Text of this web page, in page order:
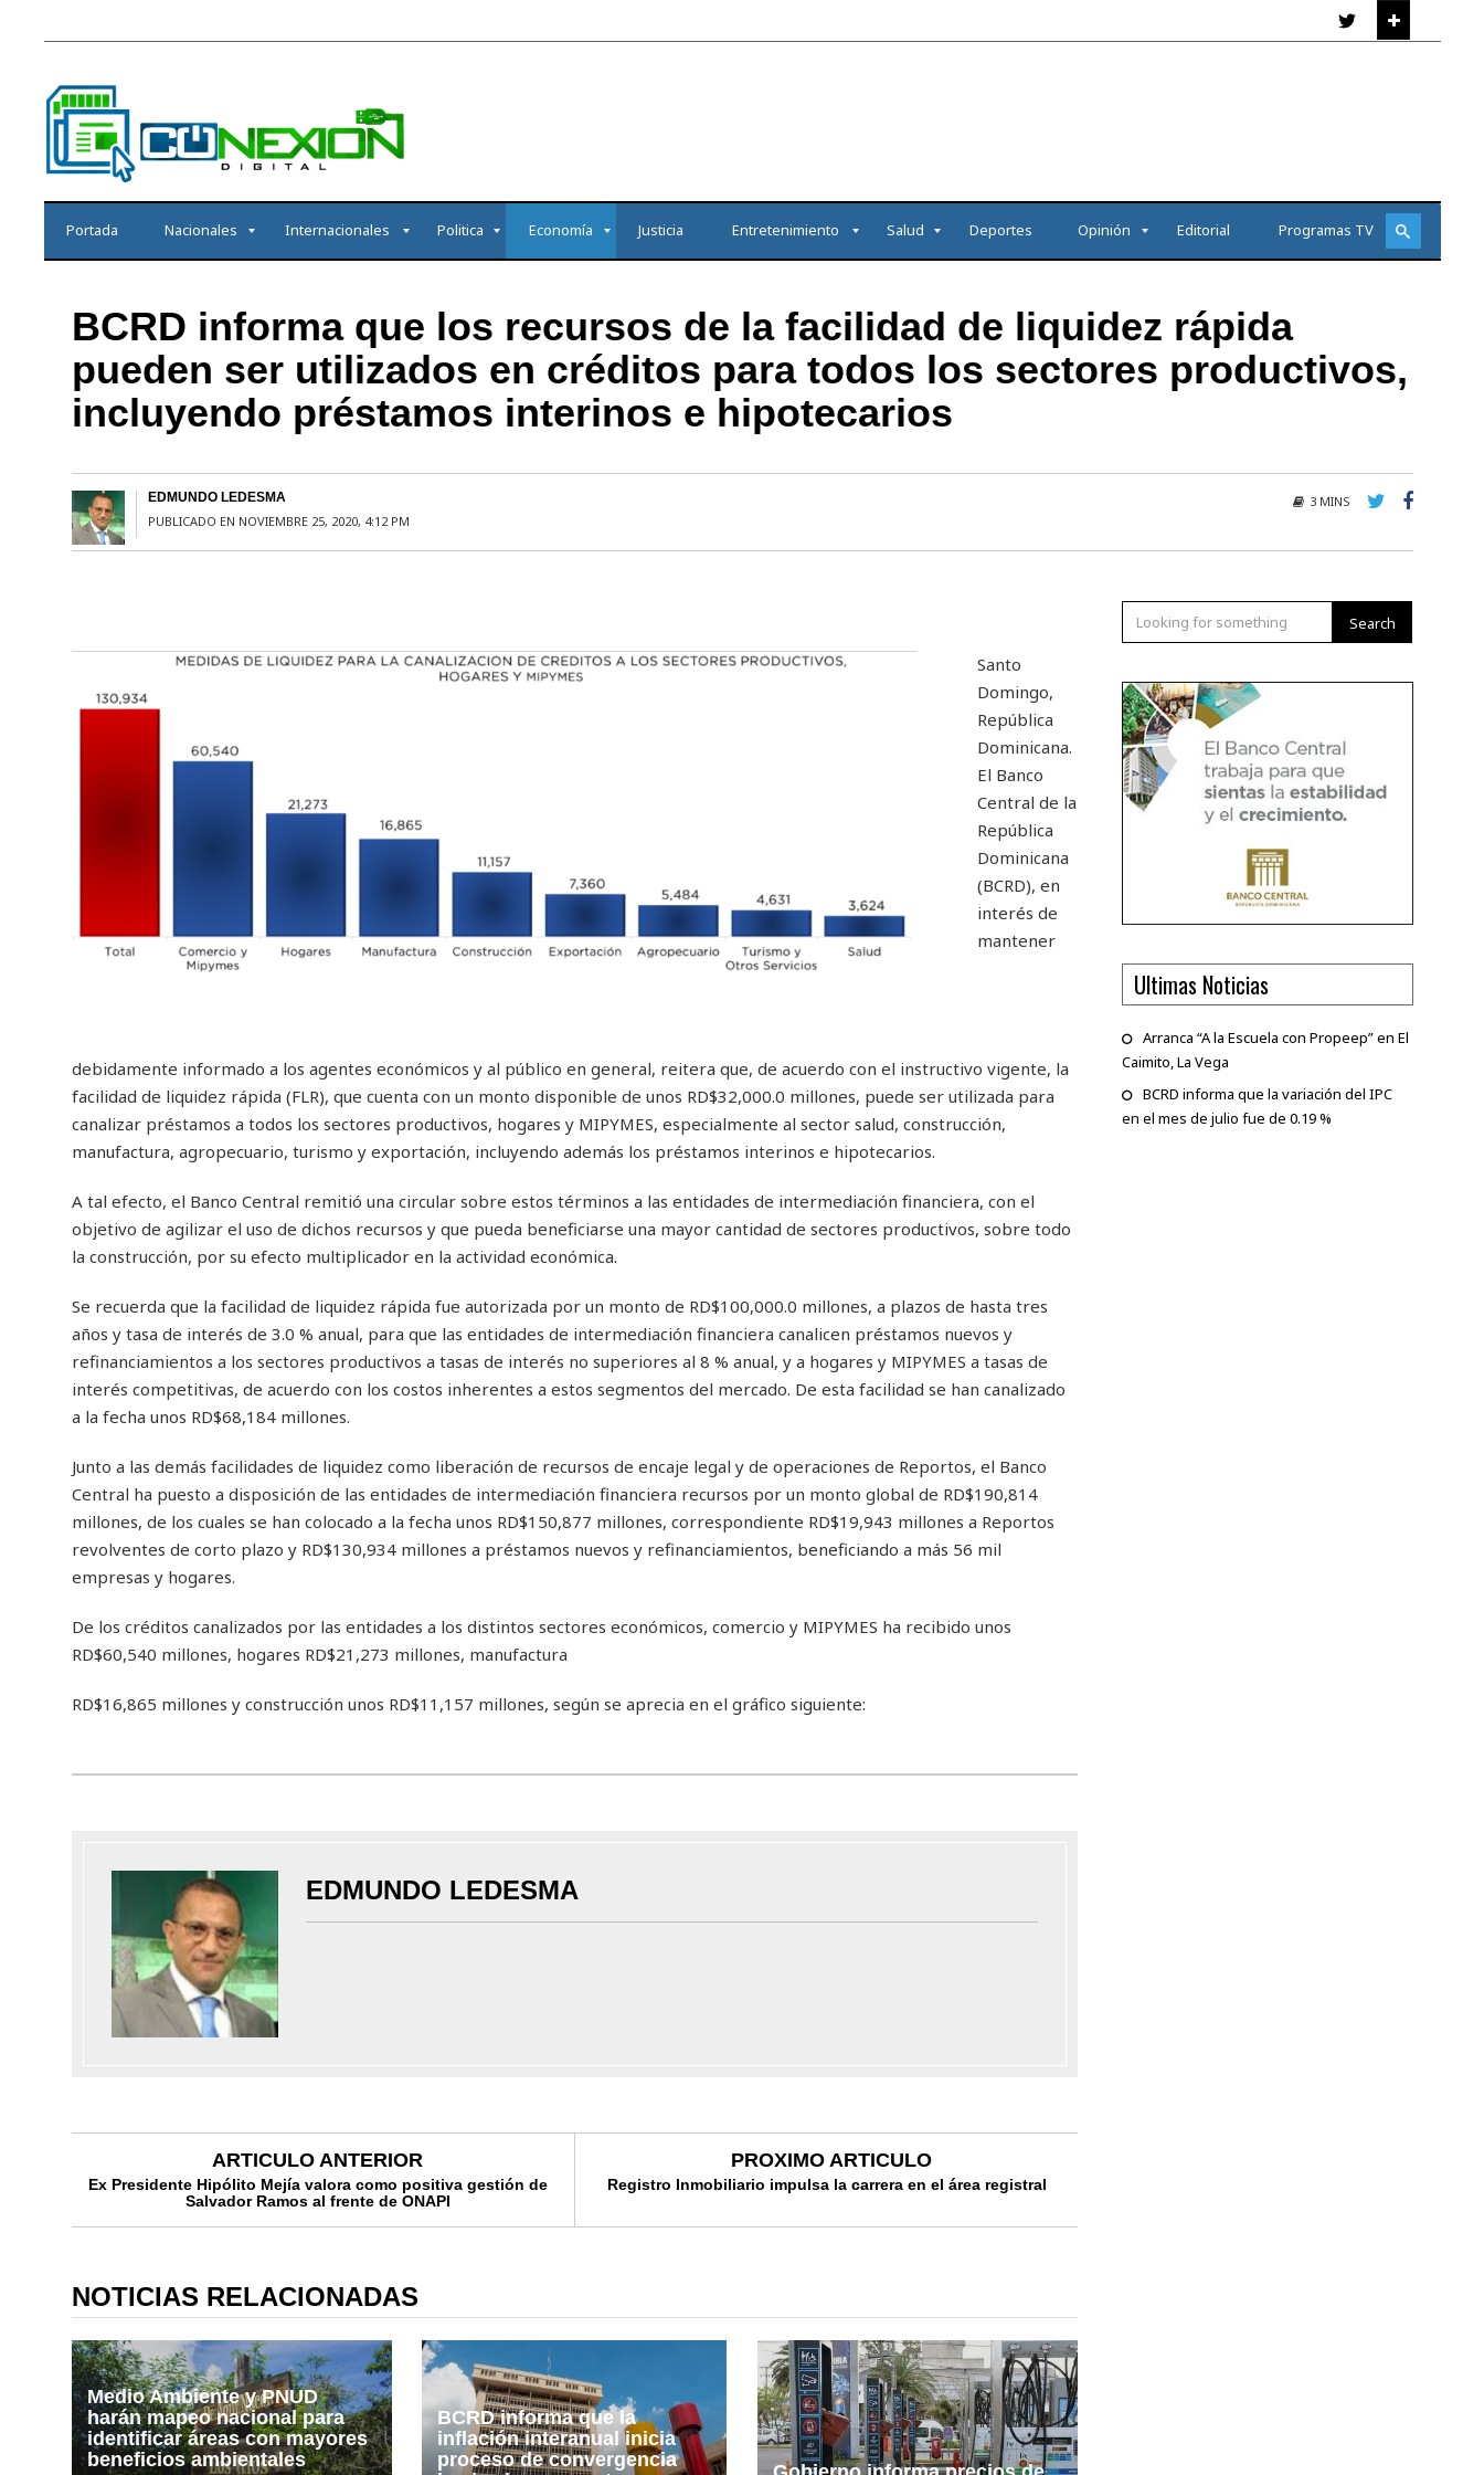
Portada Nacionales Internacionales Politica Economía Justicia Entretenimiento Salud Deportes Opinión Editorial Programas TV
BCRD informa que los recursos de la facilidad de liquidez rápida
pueden ser utilizados en créditos para todos los sectores productivos,
incluyendo préstamos interinos e hipotecarios
EDMUNDO LEDESMA
PUBLICADO EN NOVIEMBRE 25, 2020, 4:12 PM
3 MINS
Santo
Domingo,
República
Dominicana.
El Banco
Central de la
República
Dominicana
(BCRD), en
interés de
mantener
debidamente informado a los agentes económicos y al público en general, reitera que, de acuerdo con el instructivo vigente, la
facilidad de liquidez rápida (FLR), que cuenta con un monto disponible de unos RD$32,000.0 millones, puede ser utilizada para
canalizar préstamos a todos los sectores productivos, hogares y MIPYMES, especialmente al sector salud, construcción,
manufactura, agropecuario, turismo y exportación, incluyendo además los préstamos interinos e hipotecarios.
A tal efecto, el Banco Central remitió una circular sobre estos términos a las entidades de intermediación financiera, con el
objetivo de agilizar el uso de dichos recursos y que pueda beneficiarse una mayor cantidad de sectores productivos, sobre todo
la construcción, por su efecto multiplicador en la actividad económica.
Se recuerda que la facilidad de liquidez rápida fue autorizada por un monto de RD$100,000.0 millones, a plazos de hasta tres
años y tasa de interés de 3.0 % anual, para que las entidades de intermediación financiera canalicen préstamos nuevos y
refinanciamientos a los sectores productivos a tasas de interés no superiores al 8 % anual, y a hogares y MIPYMES a tasas de
interés competitivas, de acuerdo con los costos inherentes a estos segmentos del mercado. De esta facilidad se han canalizado
a la fecha unos RD$68,184 millones.
Junto a las demás facilidades de liquidez como liberación de recursos de encaje legal y de operaciones de Reportos, el Banco
Central ha puesto a disposición de las entidades de intermediación financiera recursos por un monto global de RD$190,814
millones, de los cuales se han colocado a la fecha unos RD$150,877 millones, correspondiente RD$19,943 millones a Reportos
revolventes de corto plazo y RD$130,934 millones a préstamos nuevos y refinanciamientos, beneficiando a más 56 mil
empresas y hogares.
De los créditos canalizados por las entidades a los distintos sectores económicos, comercio y MIPYMES ha recibido unos
RD$60,540 millones, hogares RD$21,273 millones, manufactura
RD$16,865 millones y construcción unos RD$11,157 millones, según se aprecia en el gráfico siguiente:
EDMUNDO LEDESMA
ARTICULO ANTERIOR
Ex Presidente Hipólito Mejía valora como positiva gestión de
Salvador Ramos al frente de ONAPI
PROXIMO ARTICULO
Registro Inmobiliario impulsa la carrera en el área registral
NOTICIAS RELACIONADAS
Medio Ambiente y PNUD
harán mapeo nacional para
identificar áreas con mayores
beneficios ambientales
BCRD informa que la
inflación interanual inicia
proceso de convergencia
Search
Ultimas Noticias
Arranca “A la Escuela con Propeep” en El
Caimito, La Vega
BCRD informa que la variación del IPC
en el mes de julio fue de 0.19 %